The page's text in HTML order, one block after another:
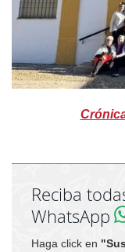
Reciba
WhatsApp
Haga click en